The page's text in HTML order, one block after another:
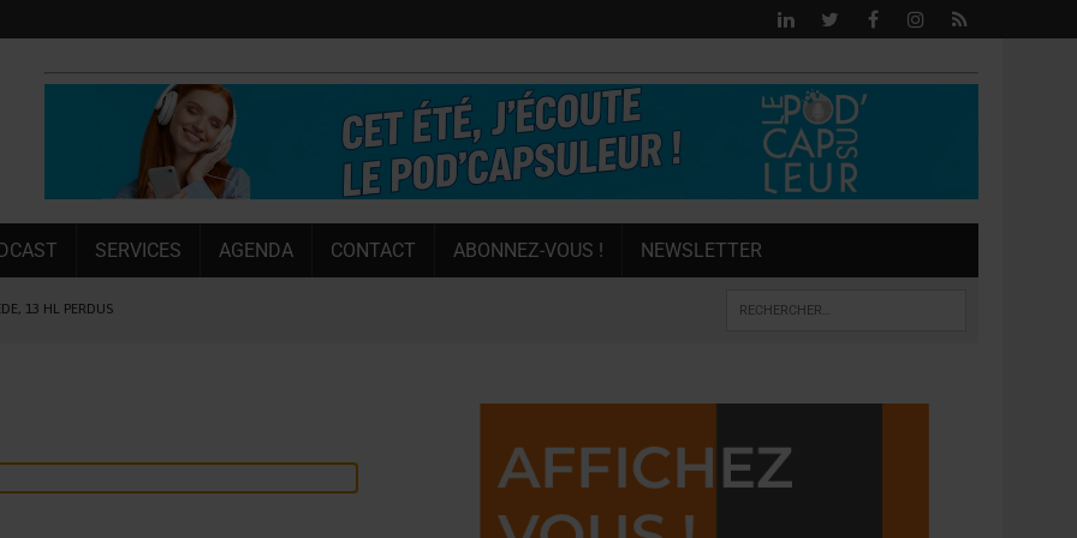
SERVICES AGENDA CONTACT ABONNEZ-VOUS ! NEWSLETTER
13 HL PERDUS
CAPACITÉ DE 50 %